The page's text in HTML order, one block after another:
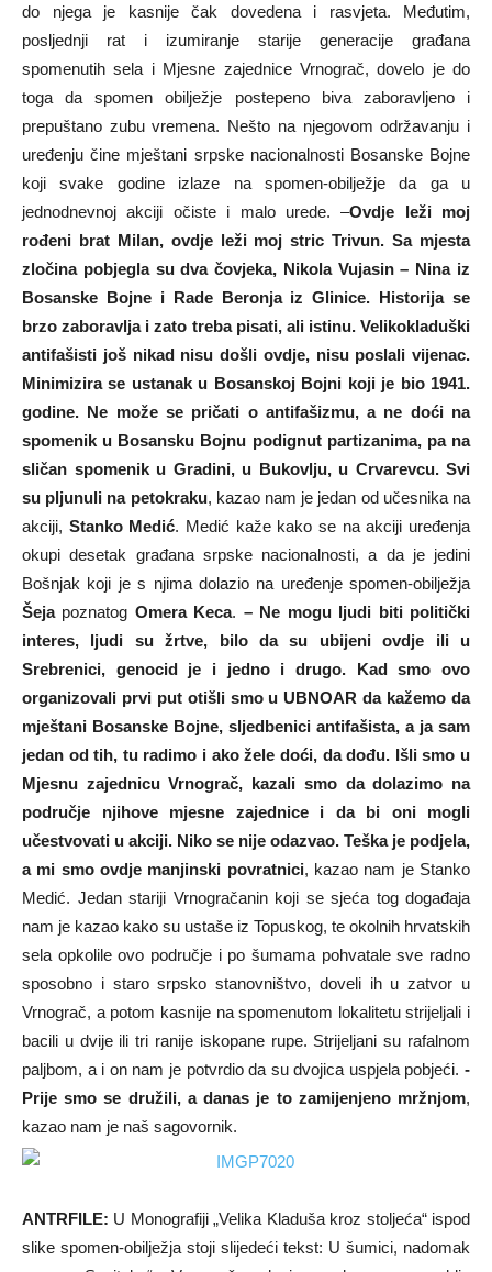
do njega je kasnije čak dovedena i rasvjeta. Međutim,
posljednji rat i izumiranje starije generacije građana
spomenutih sela i Mjesne zajednice Vrnograč, dovelo je do
toga da spomen obilježje postepeno biva zaboravljeno i
prepuštano zubu vremena. Nešto na njegovom održavanju i
uređenju čine mještani srpske nacionalnosti Bosanske Bojne
koji svake godine izlaze na spomen-obilježje da ga u
jednodnevnoj akciji očiste i malo urede. –Ovdje leži moj
rođeni brat Milan, ovdje leži moj stric Trivun. Sa mjesta
zločina pobjegla su dva čovjeka, Nikola Vujasin – Nina iz
Bosanske Bojne i Rade Beronja iz Glinice. Historija se
brzo zaboravlja i zato treba pisati, ali istinu. Velikokladuški
antifašisti još nikad nisu došli ovdje, nisu poslali vijenac.
Minimizira se ustanak u Bosanskoj Bojni koji je bio 1941.
godine. Ne može se pričati o antifašizmu, a ne doći na
spomenik u Bosansku Bojnu podignut partizanima, pa na
sličan spomenik u Gradini, u Bukovlju, u Crvarevcu. Svi
su pljunuli na petokraku, kazao nam je jedan od učesnika na
akciji, Stanko Medić. Medić kaže kako se na akciji uređenja
okupi desetak građana srpske nacionalnosti, a da je jedini
Bošnjak koji je s njima dolazio na uređenje spomen-obilježja
Šejapoznatog Omera Keca. – Ne mogu ljudi biti politički
interes, ljudi su žrtve, bilo da su ubijeni ovdje ili u
Srebrenici, genocid je i jedno i drugo. Kad smo ovo
organizovali prvi put otišli smo u UBNOAR da kažemo da
mještani Bosanske Bojne, sljedbenici antifašista, a ja sam
jedan od tih, tu radimo i ako žele doći, da dođu. Išli smo u
Mjesnu zajednicu Vrnograč, kazali smo da dolazimo na
područje njihove mjesne zajednice i da bi oni mogli
učestvovati u akciji. Niko se nije odazvao. Teška je podjela,
a mi smo ovdje manjinski povratnici, kazao nam je Stanko
Medić. Jedan stariji Vrnogračanin koji se sjeća tog događaja
nam je kazao kako su ustaše iz Topuskog, te okolnih hrvatskih
sela opkolile ovo područje i po šumama pohvatale sve radno
sposobno i staro srpsko stanovništvo, doveli ih u zatvor u
Vrnograč, a potom kasnije na spomenutom lokalitetu strijeljali i
bacili u dvije ili tri ranije iskopane rupe. Strijeljani su rafalnom
paljbom, a i on nam je potvrdio da su dvojica uspjela pobjeći. -
Prije smo se družili, a danas je to zamijenjeno mržnjom,
kazao nam je naš sagovornik.
ANTRFILE: U Monografiji „Velika Kladuša kroz stoljeća“ ispod
slike spomen-obilježja stoji slijedeći tekst: U šumici, nadomak